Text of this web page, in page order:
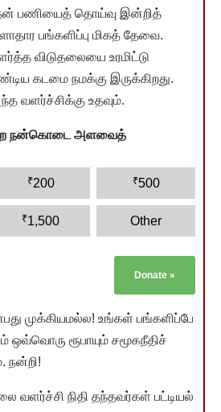
பணியைத் தொய்வு இன்றித்
பங்களிப்பு மிகத் தேவை.
விடுதலையை உரமிட்டு
கடமை நமக்கு இருக்கிறது.
உதவும்.
நன்கொடை அளவைத்
₹200 ₹500
₹1,500 Other
Donate »
முக்கியமல்ல! உங்கள் பங்களிப்பே
ஒவ்வொரு ரூபாயும் சமூகநீதிச்
நன்றி!
வளர்ச்சி நிதி தந்தவர்கள் பட்டியல்